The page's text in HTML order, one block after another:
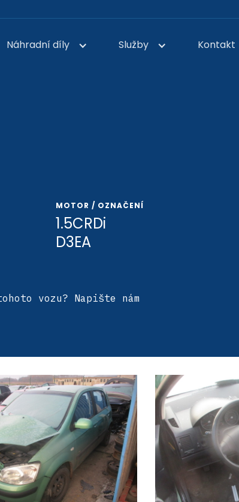
Náhradní díly Služby Kontakt
MOTOR / OZNAČENÍ
1.5CRDi
D3EA
vozu? Napište nám